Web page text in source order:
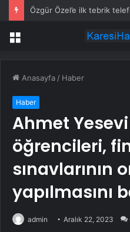
Özgür Özel’e ilk tebrik
Menü
Anasayfa / Haber
Haber
Ahmet
öğrencileri,
sınavlarının
yapılmasını
admin Aralık 22, 2023